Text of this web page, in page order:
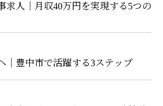
求人｜月収40万円を実現する5つの
｜豊中市で活躍する3ステップ